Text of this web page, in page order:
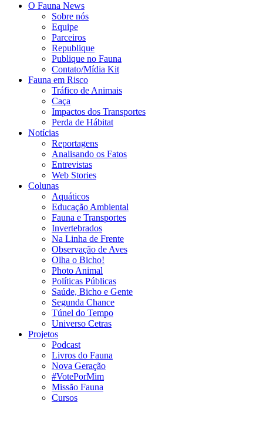
O Fauna News
Sobre nós
Equipe
Parceiros
Republique
Publique no Fauna
Contato/Mídia Kit
Fauna em Risco
Tráfico de Animais
Caça
Impactos dos Transportes
Perda de Hábitat
Notícias
Reportagens
Analisando os Fatos
Entrevistas
Web Stories
Colunas
Aquáticos
Educação Ambiental
Fauna e Transportes
Invertebrados
Na Linha de Frente
Observação de Aves
Olha o Bicho!
Photo Animal
Políticas Públicas
Saúde, Bicho e Gente
Segunda Chance
Túnel do Tempo
Universo Cetras
Projetos
Podcast
Livros do Fauna
Nova Geração
#VotePorMim
Missão Fauna
Cursos